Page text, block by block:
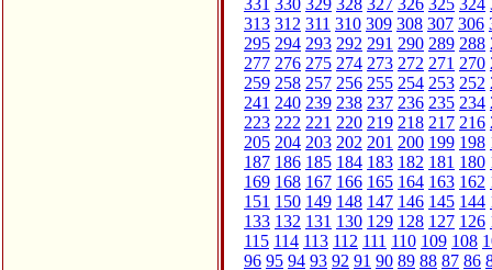
331 330 329 328 327 326 325 324
313 312 311 310 309 308 307 306
295 294 293 292 291 290 289 288
277 276 275 274 273 272 271 270
259 258 257 256 255 254 253 252
241 240 239 238 237 236 235 234
223 222 221 220 219 218 217 216
205 204 203 202 201 200 199 198
187 186 185 184 183 182 181 180
169 168 167 166 165 164 163 162
151 150 149 148 147 146 145 144
133 132 131 130 129 128 127 126
115 114 113 112 111 110 109 108
96 95 94 93 92 91 90 89 88 87 86